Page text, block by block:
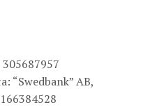
“Swedbank” AB,